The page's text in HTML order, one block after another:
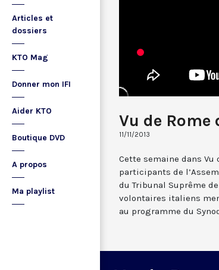
Articles et
dossiers
KTO Mag
Donner mon IFI
Aider KTO
Boutique DVD
A propos
Ma playlist
Vu de Rome
11/11/2013
Cette semaine dans Vu
participants de
du Tribunal Suprême
volontaires italiens
au programme du